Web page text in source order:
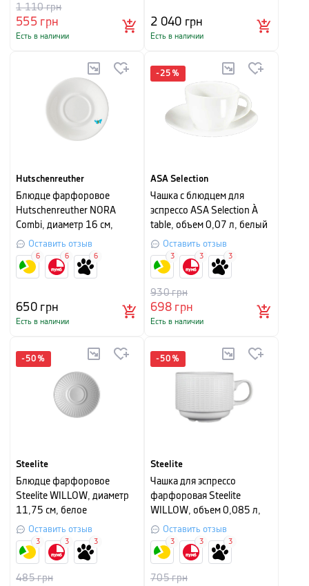
555грн
1 110грн
Есть в наличии
2 040 грн
Есть в наличии
Hutschenreuther
Блюдце фарфоровое
Hutschenreuther NORA
Combi, диаметр 16 см,
белый с рисунком
Оставить отзыв
650грн
Есть в наличии
6 6 6
-25 %
ASA Selection
Чашка с блюдцем для
эспрессо ASA Selection À
table, объем 0,07 л, белый
Оставить отзыв
698грн
930грн
Есть в наличии
3 3 3
-50 %
Steelite
Блюдце фарфоровое
Steelite WILLOW, диаметр
11,75 см, белое
Оставить отзыв
485грн
3 3 3
-50 %
Steelite
Чашка для эспрессо
фарфоровая Steelite
WILLOW, объем 0,085 л,
белый
Оставить отзыв
705грн
3 3 3